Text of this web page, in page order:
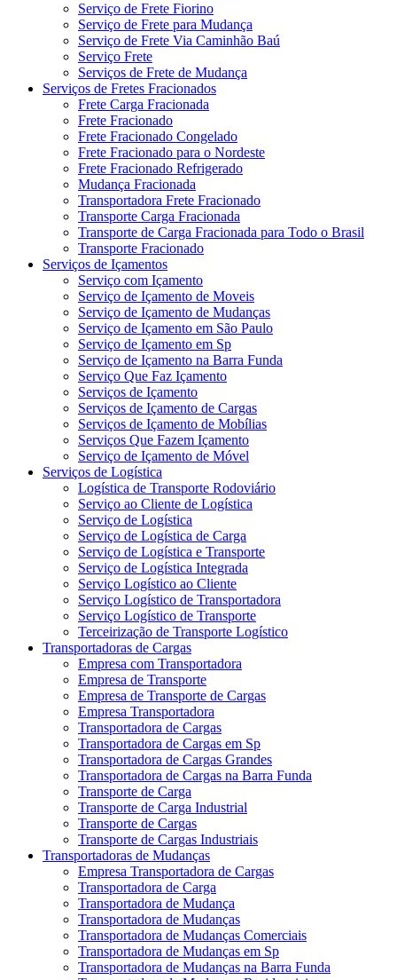
Serviço de Frete Fiorino
Serviço de Frete para Mudança
Serviço de Frete Via Caminhão Baú
Serviço Frete
Serviços de Frete de Mudança
Serviços de Fretes Fracionados
Frete Carga Fracionada
Frete Fracionado
Frete Fracionado Congelado
Frete Fracionado para o Nordeste
Frete Fracionado Refrigerado
Mudança Fracionada
Transportadora Frete Fracionado
Transporte Carga Fracionada
Transporte de Carga Fracionada para Todo o Brasil
Transporte Fracionado
Serviços de Içamentos
Serviço com Içamento
Serviço de Içamento de Moveis
Serviço de Içamento de Mudanças
Serviço de Içamento em São Paulo
Serviço de Içamento em Sp
Serviço de Içamento na Barra Funda
Serviço Que Faz Içamento
Serviços de Içamento
Serviços de Içamento de Cargas
Serviços de Içamento de Mobílias
Serviços Que Fazem Içamento
Serviço de Içamento de Móvel
Serviços de Logística
Logística de Transporte Rodoviário
Serviço ao Cliente de Logística
Serviço de Logística
Serviço de Logística de Carga
Serviço de Logística e Transporte
Serviço de Logística Integrada
Serviço Logístico ao Cliente
Serviço Logístico de Transportadora
Serviço Logístico de Transporte
Terceirização de Transporte Logístico
Transportadoras de Cargas
Empresa com Transportadora
Empresa de Transporte
Empresa de Transporte de Cargas
Empresa Transportadora
Transportadora de Cargas
Transportadora de Cargas em Sp
Transportadora de Cargas Grandes
Transportadora de Cargas na Barra Funda
Transporte de Carga
Transporte de Carga Industrial
Transporte de Cargas
Transporte de Cargas Industriais
Transportadoras de Mudanças
Empresa Transportadora de Cargas
Transportadora de Carga
Transportadora de Mudança
Transportadora de Mudanças
Transportadora de Mudanças Comerciais
Transportadora de Mudanças em Sp
Transportadora de Mudanças na Barra Funda